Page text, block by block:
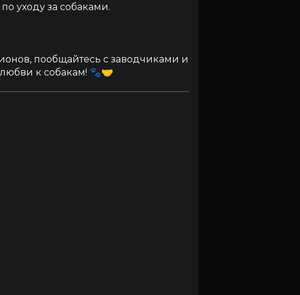
уходу за собаками.
пообщайтесь с заводчиками и
к собакам! 🐾🤝